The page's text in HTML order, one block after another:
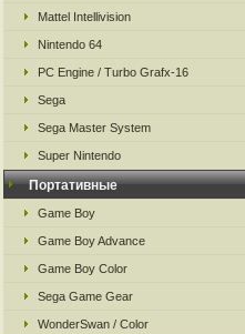
Mattel Intellivision
Nintendo 64
PC Engine / Turbo Grafx-16
Sega
Sega Master System
Super Nintendo
Портативные
Game Boy
Game Boy Advance
Game Boy Color
Sega Game Gear
WonderSwan / Color